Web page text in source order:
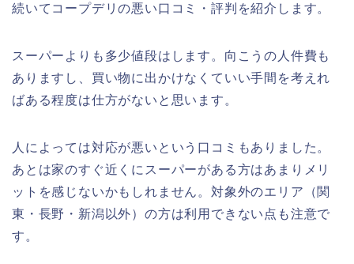
続いてコープデリの悪い口コミ・評判を紹介します。
スーパーよりも多少値段はします。向こうの人件費も
ありますし、買い物に出かけなくていい手間を考えれ
ばある程度は仕方がないと思います。
人によっては対応が悪いという口コミもありました。
あとは家のすぐ近くにスーパーがある方はあまりメリ
ットを感じないかもしれません。対象外のエリア（関
東・長野・新潟以外）の方は利用できない点も注意で
す。